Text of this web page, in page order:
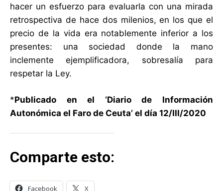
hacer un esfuerzo para evaluarla con una mirada
retrospectiva de hace dos milenios, en los que el
precio de la vida era notablemente inferior a los
presentes: una sociedad donde la mano
inclemente ejemplificadora, sobresalía para
respetar la Ley.
*Publicado en el ‘Diario de Información
Autonómica el Faro de Ceuta’ el día 12/III/2020
Comparte esto:
Facebook X